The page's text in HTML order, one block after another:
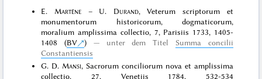
E. Martène– U. Durand, Veterum scriptorum et
monumentorum historicorum, dogmaticorum,
moralium amplissima collectio, 7, Parisiis 1733, 1405-
1408 (BV ) unter dem Titel Summa concilii
Constantiensis
G. D. Mansi, Sacrorum conciliorum nova et amplissima
collectio, 27, Venetiis 1784, 532-534